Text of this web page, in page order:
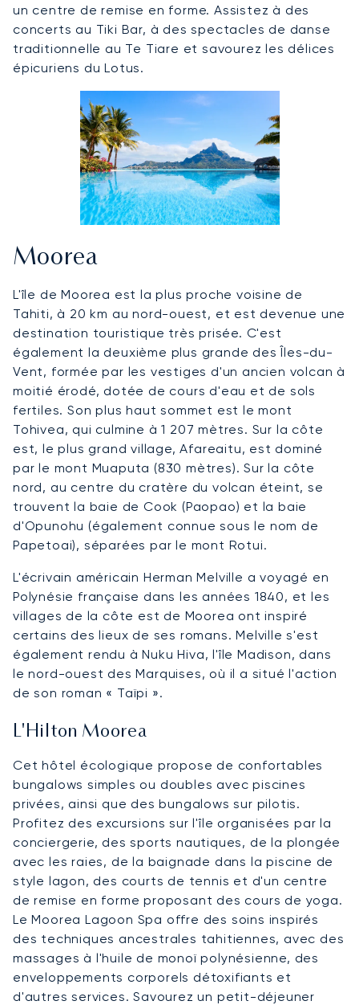
un centre de remise en forme. Assistez à des
concerts au Tiki Bar, à des spectacles de danse
traditionnelle au Te Tiare et savourez les délices
épicuriens du Lotus.
Moorea
L'île de Moorea est la plus proche voisine de
Tahiti, à 20 km au nord-ouest, et est devenue une
destination touristique très prisée. C'est
également la deuxième plus grande des Îles-du-
Vent, formée par les vestiges d'un ancien volcan à
moitié érodé, dotée de cours d'eau et de sols
fertiles. Son plus haut sommet est le mont
Tohivea, qui culmine à 1 207 mètres. Sur la côte
est, le plus grand village, Afareaitu, est dominé
par le mont Muaputa (830 mètres). Sur la côte
nord, au centre du cratère du volcan éteint, se
trouvent la baie de Cook (Paopao) et la baie
d'Opunohu (également connue sous le nom de
Papetoai), séparées par le mont Rotui.
L'écrivain américain Herman Melville a voyagé en
Polynésie française dans les années 1840, et les
villages de la côte est de Moorea ont inspiré
certains des lieux de ses romans. Melville s'est
également rendu à Nuku Hiva, l'île Madison, dans
le nord-ouest des Marquises, où il a situé l'action
de son roman « Taïpi ».
L'Hilton Moorea
Cet hôtel écologique propose de confortables
bungalows simples ou doubles avec piscines
privées, ainsi que des bungalows sur pilotis.
Profitez des excursions sur l'île organisées par la
conciergerie, des sports nautiques, de la plongée
avec les raies, de la baignade dans la piscine de
style lagon, des courts de tennis et d'un centre
de remise en forme proposant des cours de yoga.
Le Moorea Lagoon Spa offre des soins inspirés
des techniques ancestrales tahitiennes, avec des
massages à l'huile de monoï polynésienne, des
enveloppements corporels détoxifiants et
d'autres services. Savourez un petit-déjeuner